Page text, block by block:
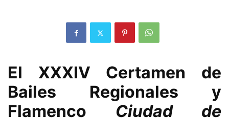
El XXXIV Certamen de
Bailes Regionales y
Flamenco Ciudad de